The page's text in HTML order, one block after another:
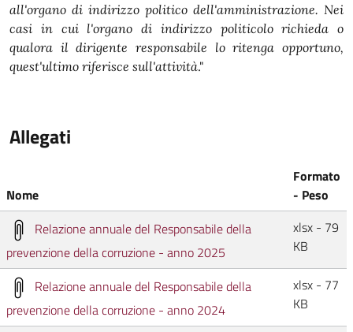
all'organo di indirizzo politico dell'amministrazione. Nei
casi in cui l'organo di indirizzo politicolo richieda o
qualora il dirigente responsabile lo ritenga opportuno,
quest'ultimo riferisce sull'attività."
Allegati
Nome
Formato
- Peso
Relazione annuale del Responsabile della
prevenzione della corruzione - anno 2025
xlsx - 79
KB
Relazione annuale del Responsabile della
prevenzione della corruzione - anno 2024
xlsx - 77
KB